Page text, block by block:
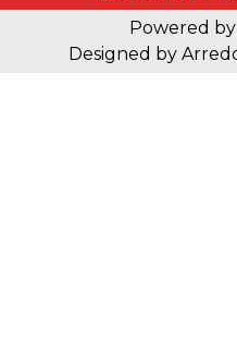
Powered by
Designed by